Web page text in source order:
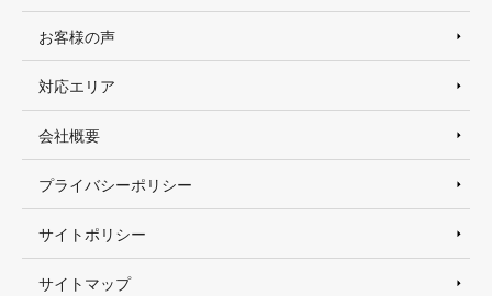
お客様の声
対応エリア
会社概要
プライバシーポリシー
サイトポリシー
サイトマップ